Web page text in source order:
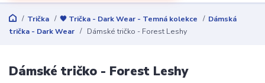
Trička 🖤 Trička - Dark Wear - Temná kolekce
Dámská
trička - Dark Wear
Dámské tričko - Forest Leshy
Dámské tričko - Forest Leshy